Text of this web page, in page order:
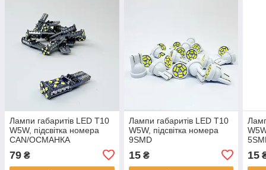
Лампи габаритів LED T10
W5W, підсвітка номера
CAN/ОСМАНКА
79 ₴
Лампи габаритів LED T10
W5W, підсвітка номера
9SMD
15₴ 15